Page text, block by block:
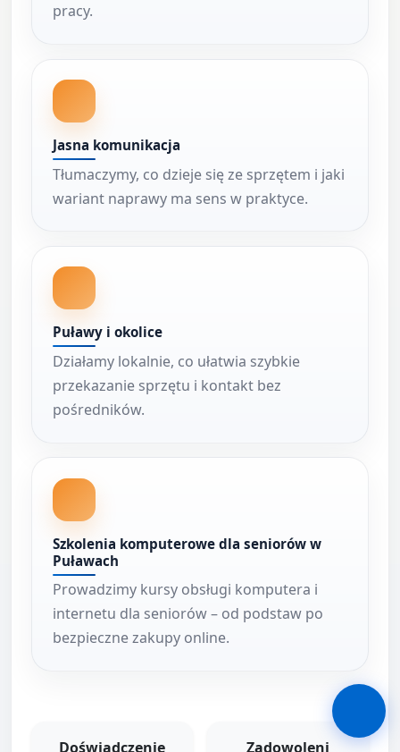
pracy.
Jasna komunikacja
Tłumaczymy, co dzieje się ze sprzętem i jaki
wariant naprawy ma sens w praktyce.
Puławy i okolice
Działamy lokalnie, co ułatwia szybkie
przekazanie sprzętu i kontakt bez
pośredników.
Szkolenia komputerowe dla seniorów w
Puławach
Prowadzimy kursy obsługi komputera i
internetu dla seniorów – od podstaw po
bezpieczne zakupy online.
Doświadczenie Zadowoleni